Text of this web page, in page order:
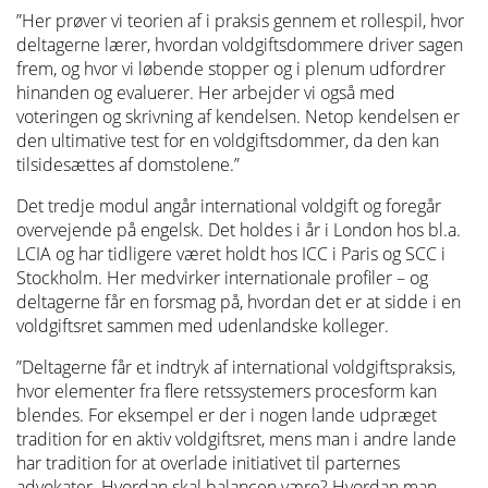
counsel with an excellent opportunity – namely to
demonstrate thought leadership vis-à-vis financial
departments by effectively managing the risks of disputes.
Stefan Kirsten
end practice as a litigator and arbitration counsel.
”Her prøver vi teorien af i praksis gennem et rollespil, hvor
deltagerne lærer, hvordan voldgiftsdommere driver sagen
frem, og hvor vi løbende stopper og i plenum udfordrer
hinanden og evaluerer. Her arbejder vi også med
voteringen og skrivning af kendelsen. Netop kendelsen er
den ultimative test for en voldgiftsdommer, da den kan
tilsidesættes af domstolene.”
Det tredje modul angår international voldgift og foregår
overvejende på engelsk. Det holdes i år i London hos bl.a.
LCIA og har tidligere været holdt hos ICC i Paris og SCC i
Stockholm. Her medvirker internationale profiler – og
deltagerne får en forsmag på, hvordan det er at sidde i en
voldgiftsret sammen med udenlandske kolleger.
”Deltagerne får et indtryk af international voldgiftspraksis,
hvor elementer fra flere retssystemers procesform kan
blendes. For eksempel er der i nogen lande udpræget
tradition for en aktiv voldgiftsret, mens man i andre lande
har tradition for at overlade initiativet til parternes